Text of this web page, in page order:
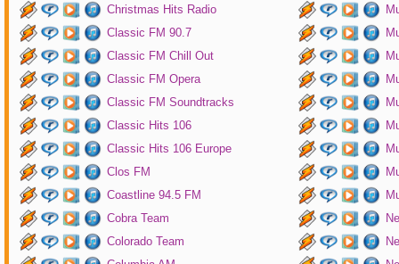
Christmas Hits Radio
Classic FM 90.7
Classic FM Chill Out
Classic FM Opera
Classic FM Soundtracks
Classic Hits 106
Classic Hits 106 Europe
Clos FM
Coastline 94.5 FM
Cobra Team
Colorado Team